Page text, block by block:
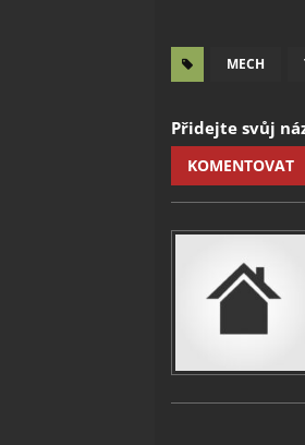
MECH
Přidejte svůj
KOMENTOVAT